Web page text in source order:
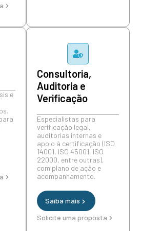
e
Consultoria,
Auditoria e
Verificação
Especialistas para
verificação legal,
auditorias internas e
apoio à certificação (ISO
14001, ISO 45001, ISO
22000, entre outras),
com plano de ação e
acompanhamento.
Saiba mais
Solicite uma proposta